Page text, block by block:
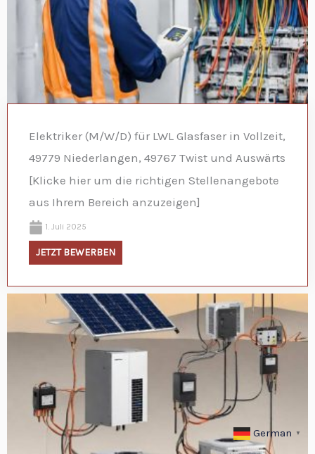
Elektriker (M/W/D) für LWL Glasfaser in Vollzeit,
49779 Niederlangen, 49767 Twist und Auswärts
[Klicke hier um die richtigen Stellenangebote
aus Ihrem Bereich anzuzeigen]
1. Juli 2025
JETZT BEWERBEN
German ▼